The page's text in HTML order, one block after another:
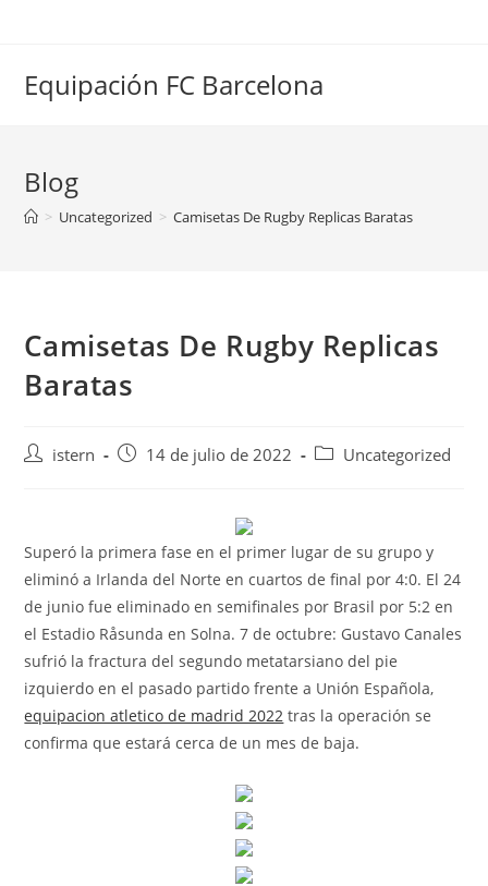
Equipación FC Barcelona
Blog
> Uncategorized > Camisetas De Rugby Replicas Baratas
Camisetas De Rugby Replicas
Baratas
Autoristern
Publicación
14 de julio de 2022
Categoría
Uncategorized
Superó la primera fase en el primer lugar de su grupo y
eliminó a Irlanda del Norte en cuartos de final por 4:0. El 24
de junio fue eliminado en semifinales por Brasil por 5:2 en
el Estadio Råsunda en Solna. 7 de octubre: Gustavo Canales
sufrió la fractura del segundo metatarsiano del pie
izquierdo en el pasado partido frente a Unión Española,
equipacion atletico de madrid 2022 tras la operación se
confirma que estará cerca de un mes de baja.